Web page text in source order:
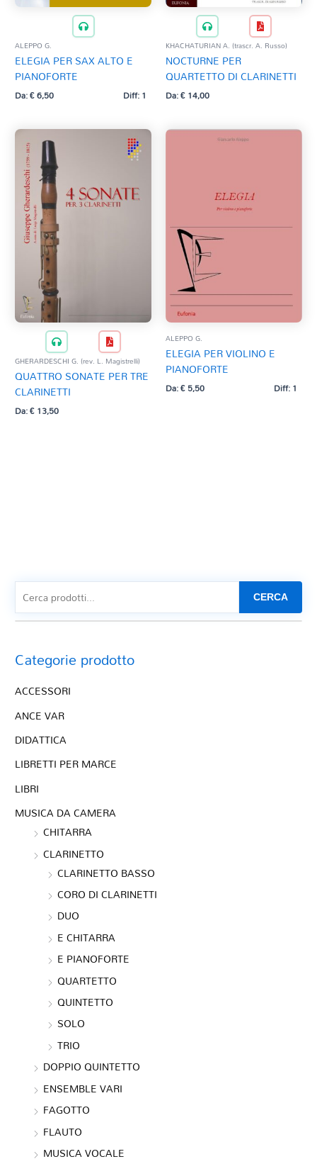
ALEPPO G.
ELEGIA PER SAX ALTO E
PIANOFORTE
Da:€6,50 Diff: 1
KHACHATURIAN A. (trascr. A. Russo)
NOCTURNE PER
QUARTETTO DI CLARINETTI
Da:€14,00
GHERARDESCHI G. (rev. L. Magistrelli)
QUATTRO SONATE PER TRE
CLARINETTI
Da:€13,50
ALEPPO G.
ELEGIA PER VIOLINO E
PIANOFORTE
Da:€5,50 Diff: 1
CERCA
Categorie prodotto
ACCESSORI
ANCE VAR
DIDATTICA
LIBRETTI PER MARCE
LIBRI
MUSICA DA CAMERA
CHITARRA
CLARINETTO
CLARINETTO BASSO
CORO DI CLARINETTI
DUO
E CHITARRA
E PIANOFORTE
QUARTETTO
QUINTETTO
SOLO
TRIO
DOPPIO QUINTETTO
ENSEMBLE VARI
FAGOTTO
FLAUTO
MUSICA VOCALE